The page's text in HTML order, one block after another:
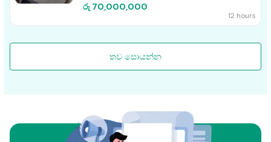
රු 70,000,000
12 hours
තව සොයන්න